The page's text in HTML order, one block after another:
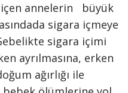
içen annelerin büyük
sigara içmeye
sigara içimi
ayrılmasına, erken
ağırlığı ile